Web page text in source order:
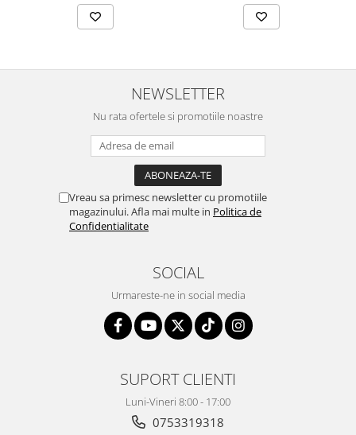
NEWSLETTER
Nu rata ofertele si promotiile noastre
Vreau sa primesc newsletter cu promotiile
magazinului. Afla mai multe in Politica de
Confidentialitate
SOCIAL
Urmareste-ne in social media
SUPORT CLIENTI
Luni-Vineri 8:00 - 17:00
0753319318